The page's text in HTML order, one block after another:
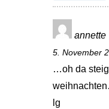
annette
5. November
…oh da
lg